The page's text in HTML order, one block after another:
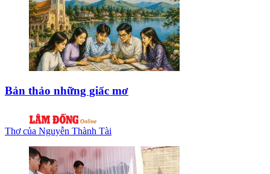
Bản thảo những giấc mơ
Thơ của Nguyễn Thành Tài